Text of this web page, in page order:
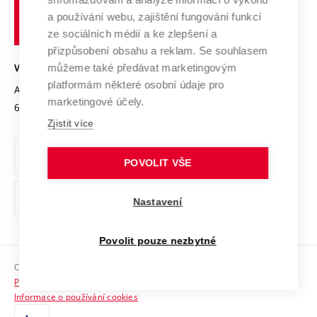
Transfer znalostí
Open Science
Projekty
Projekty ze strukturálních fondů
Specifický výzkum
Mezinárodní dohody
Univerzitní sítě
Podnikavá univerzita / ContriBUTe
Bezpečná univerzita
Vyznamenání
Organizační struktura
Ochrana osobních údajů
odkaz)
Sociální bezpečí
HR Award
učení
technické
Brně
VYSOKÉ UČENÍ TECHNICKÉ V BRNĚ
Antonínská 548/1
602 00 Brno
www.vut.cz
vut@vutbr.cz
Copyright © 2026 VUT
Prohlášení o přístupnosti
Informace o používání cookies
a používání webu, zajištění fungování funkcí
ze sociálních médií a ke zlepšení a
přizpůsobení obsahu a reklam. Se souhlasem
můžeme také předávat marketingovým
platformám některé osobní údaje pro
marketingové účely.
Zjistit více
POVOLIT VŠE
Nastavení
Povolit pouze nezbytné